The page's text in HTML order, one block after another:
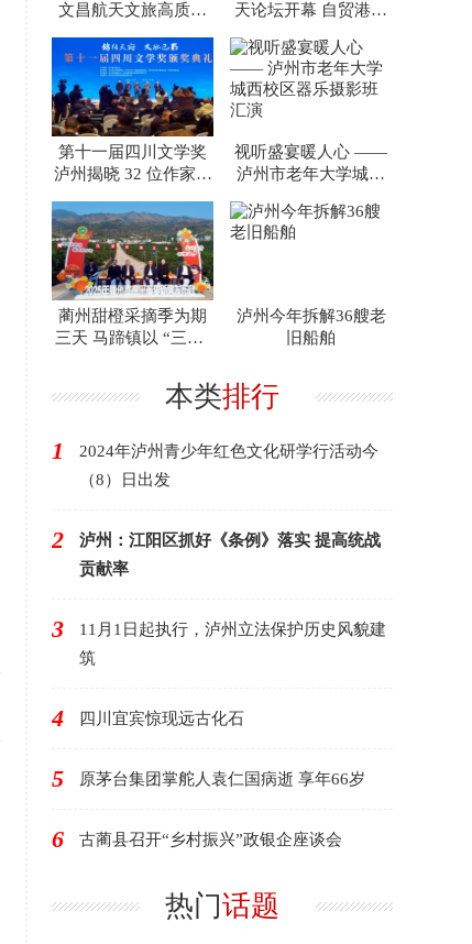
文昌航天文旅高质量
天论坛开幕 自贸港封
第十一届四川文学奖
泸州揭晓 32 位作家斩
视听盛宴暖人心 ——
泸州市老年大学城西
蔺州甜橙采摘季为期
三天 马蹄镇以 “三色”
泸州今年拆解36艘老
旧船舶
本类排行
1
2024年泸州青少年红色文化研学行活动今
（8）日出发
2
泸州：江阳区抓好《条例》落实 提高统战
贡献率
3
11月1日起执行，泸州立法保护历史风貌建
筑
4 四川宜宾惊现远古化石
5 原茅台集团掌舵人袁仁国病逝 享年66岁
6 古蔺县召开“乡村振兴”政银企座谈会
热门话题